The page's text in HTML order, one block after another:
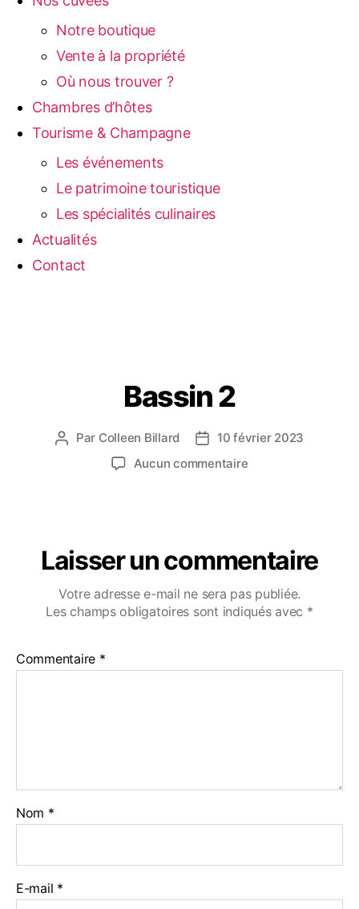
Notre boutique
Vente à la propriété
Où nous trouver ?
Chambres d’hôtes
Tourisme & Champagne
Les événements
Le patrimoine touristique
Les spécialités culinaires
Actualités
Contact
Bassin 2
Par Colleen Billard
10 février 2023
Aucun commentaire
Laisser un commentaire
Votre adresse e-mail ne sera pas publiée.
Les champs obligatoires sont indiqués avec *
Commentaire *
Nom *
E-mail *